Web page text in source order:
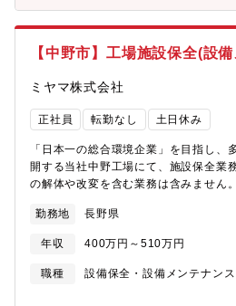
業の実施なお、これまでの業務経験や
務内容を決定します。また、必要に応
市）にて一定期間の研修を実施のうえ
行います。【募集背景】送電線や変電
こそ存在できる設備です。またこれら
定供給は、地域のお客さまの日々の生
ものです。より地域と共存・貢献して
いた人材を募集します。【配属部署に
リッド株式会社は、２０２０年４月、
部電力株式会社から分社して誕生しま
電力系統を構築し、お客さまに高品質
電部門（当社管内各支社）』は、これ
ています。当社管内（愛知・静岡・三
ている支社の変電グループ・送電グル
備の建設を行っています。また、愛知
【中野市】工場施設保全(設
ミヤマ株式会社
正社員 転勤なし 土日休み
「日本一の総合環境企業」を目指し、
開する当社中野工場にて、施設保全業
の解体や改変を含む業務は含みません
きます。設備メンテナンスを行い、工
を担います。アーク溶接やガス溶接の
保全作業を実施。さらに、設備の保全
アルの作成を通じて、長期的な設備管
勤務地 長野県
年収 400万円～510万円
職種
設備保全・設備メンテナン